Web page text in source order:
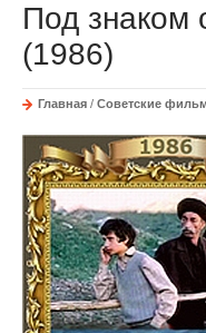
Под знаком
(1986)
Главная / Советские